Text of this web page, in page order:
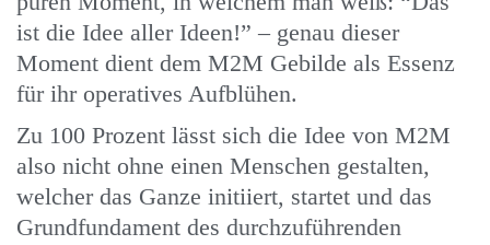
ist die Idee aller Ideen!” – genau dieser
Moment dient dem M2M Gebilde als Essenz
für ihr operatives Aufblühen.
Zu 100 Prozent lässt sich die Idee von M2M
also nicht ohne einen Menschen gestalten,
welcher das Ganze initiiert, startet und das
Grundfundament des durchzuführenden